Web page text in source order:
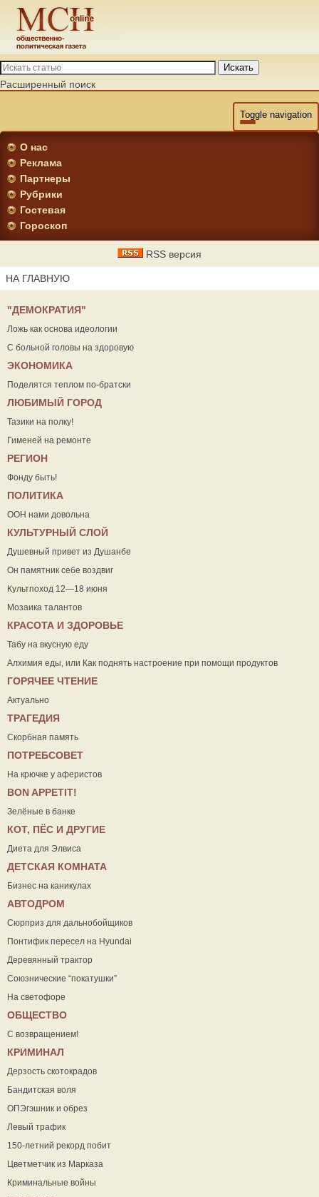
Искать
Расширенный поиск
Toggle navigation
О нас
Реклама
Партнеры
Рубрики
Гостевая
Гороскоп
RSS версия
НА ГЛАВНУЮ
"ДЕМОКРАТИЯ"
Ложь как основа идеологии
С больной головы на здоровую
ЭКОНОМИКА
Поделятся теплом по-братски
ЛЮБИМЫЙ ГОРОД
Тазики на полку!
Гименей на ремонте
РЕГИОН
Фонду быть!
ПОЛИТИКА
ООН нами довольна
КУЛЬТУРНЫЙ СЛОЙ
Душевный привет из Душанбе
Он памятник себе воздвиг
Культпоход 12—18 июня
Мозаика талантов
КРАСОТА И ЗДОРОВЬЕ
Табу на вкусную еду
Алхимия еды, или Как поднять настроение при помощи продуктов
ГОРЯЧЕЕ ЧТЕНИЕ
Актуально
ТРАГЕДИЯ
Скорбная память
ПОТРЕБСОВЕТ
На крючке у аферистов
ВON APPETIT!
Зелёные в банке
КОТ, ПЁС И ДРУГИЕ
Диета для Элвиса
ДЕТСКАЯ КОМНАТА
Бизнес на каникулах
АВТОДРОМ
Сюрприз для дальнобойщиков
Понтифик пересел на Hyundai
Деревянный трактор
Союзнические “покатушки”
На светофоре
ОБЩЕСТВО
С возвращением!
КРИМИНАЛ
Дерзость скотокрадов
Бандитская воля
ОПЭгэшник и обрез
Левый трафик
150-летний рекорд побит
Цветметчик из Марказа
Криминальные войны